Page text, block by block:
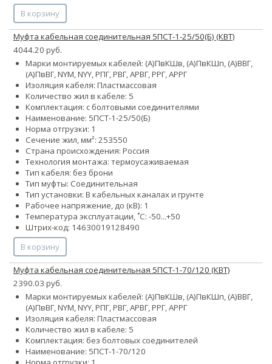
В корзину
Муфта кабельная соединительная 5ПСТ-1-25/50(Б) (КВТ)
4044.20 руб.
Марки монтируемых кабелей: (А)ПвКШв, (А)ПвКШп, (А)ВВГ,
(А)ПвВГ, NYM, NYY, РПГ, РВГ, АРВГ, РРГ, АРРГ
Изоляция кабеля: Пластмассовая
Количество жил в кабеле: 5
Комплектация: с болтовыми соединителями
Наименование: 5ПСТ-1-25/50(Б)
Норма отгрузки: 1
Сечение жил, мм²: 253550
Страна происхождения: Россия
Технология монтажа: термоусаживаемая
Тип кабеля: без брони
Тип муфты: Соединительная
Тип установки: В кабельных каналах и грунте
Рабочее напряжение, до (кВ): 1
Температура эксплуатации, ˚С: -50...+50
Штрих-код: 14630019128490
В корзину
Муфта кабельная соединительная 5ПСТ-1-70/120 (КВТ)
2390.03 руб.
Марки монтируемых кабелей: (А)ПвКШв, (А)ПвКШп, (А)ВВГ,
(А)ПвВГ, NYM, NYY, РПГ, РВГ, АРВГ, РРГ, АРРГ
Изоляция кабеля: Пластмассовая
Количество жил в кабеле: 5
Комплектация: без болтовых соединителей
Наименование: 5ПСТ-1-70/120